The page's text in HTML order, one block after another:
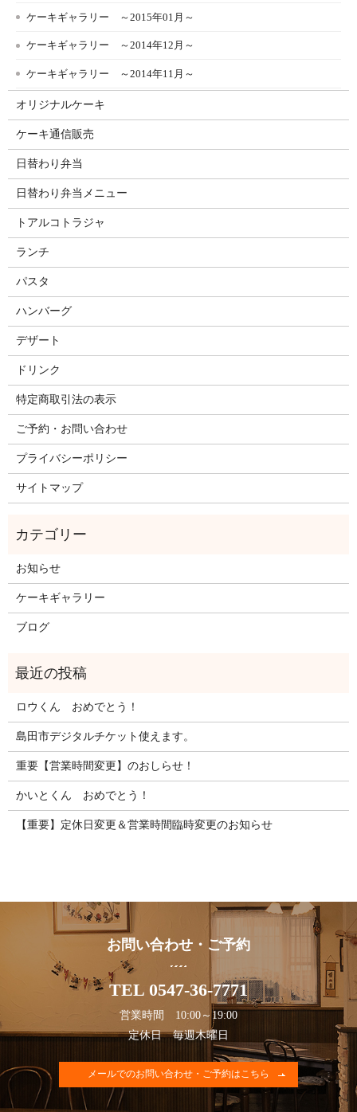
ケーキギャラリー ～2015年01月～
ケーキギャラリー ～2014年12月～
ケーキギャラリー ～2014年11月～
オリジナルケーキ
ケーキ通信販売
日替わり弁当
日替わり弁当メニュー
トアルコトラジャ
ランチ
パスタ
ハンバーグ
デザート
ドリンク
特定商取引法の表示
ご予約・お問い合わせ
プライバシーポリシー
サイトマップ
お知らせ
ケーキギャラリー
ブログ
ロウくん おめでとう！
島田市デジタルチケット使えます。
重要【営業時間変更】のおしらせ！
かいとくん おめでとう！
【重要】定休日変更＆営業時間臨時変更のお知らせ
お問い合わせ・ご予約
TEL 0547-36-7771
営業時間 10:00～19:00
定休日 毎週木曜日
メールでのお問い合わせ・ご予約はこちら